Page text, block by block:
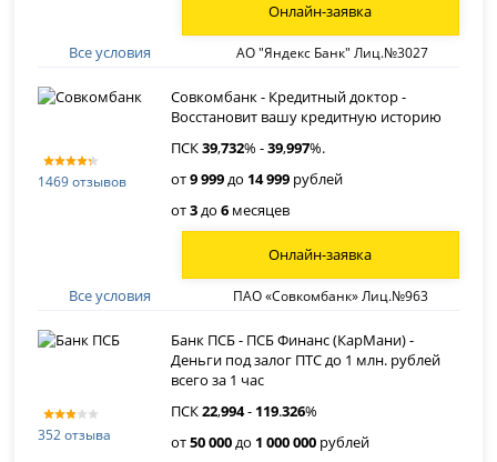
Все условия АО "Яндекс Банк" Лиц.№3027
Онлайн-заявка
1469 отзывов
Совкомбанк - Кредитный доктор -
Восстановит вашу кредитную историю
ПСК39,732% -39,997%.
от9 999до 14 999 рублей
от3до6 месяцев
Все условия ПАО «Совкомбанк» Лиц.№963
Онлайн-заявка
352 отзыва
Банк ПСБ - ПСБ Финанс (КарМани) -
Деньги под залог ПТС до 1 млн. рублей
всего за 1 час
ПСК22,994- 119.326%
от50 000до 1 000 000 рублей